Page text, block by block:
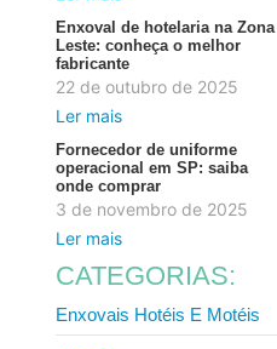
Enxoval de hotelaria na Zona
Leste: conheça o melhor
fabricante
22 de outubro de 2025
Ler mais
Fornecedor de uniforme
operacional em SP: saiba
onde comprar
3 de novembro de 2025
Ler mais
CATEGORIAS:
Enxovais Hotéis E Motéis